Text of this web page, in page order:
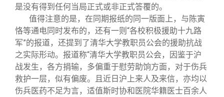
是没有得到任何当局正式或非正式答覆的。
值得注意的是，在同期报纸的同一版面上，与陈寅
恪等通电同时发布的，还有一则“各校积极援助十九路
军”的报道，还提到了清华大学教职员公会的援助抗战
之实际形动。报道称“清华大学教职员公会，因鉴于沪
战发生，各方捐输，多偏重于慰劳助饷方面，对于伤兵
救护一层，似有偏废。且近日沪上来人及来信，亦均以
伤兵医药不足为言，适值斯时协和医院华籍医士百余人